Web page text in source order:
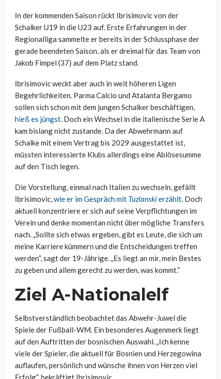
In der kommenden Saison rückt Ibrisimovic von der
Schalker U19 in die U23 auf. Erste Erfahrungen in der
Regionalliga sammelte er bereits in der Schlussphase der
gerade beendeten Saison, als er dreimal für das Team von
Jakob Fimpel (37) auf dem Platz stand.
Ibrisimovic weckt aber auch in weit höheren Ligen
Begehrlichkeiten. Parma Calcio und Atalanta Bergamo
sollen sich schon mit dem jungen Schalker beschäftigen,
hieß es jüngst. Doch ein Wechsel in die italienische Serie A
kam bislang nicht zustande. Da der Abwehrmann auf
Schalke mit einem Vertrag bis 2029 ausgestattet ist,
müssten interessierte Klubs allerdings eine Ablösesumme
auf den Tisch legen.
Die Vorstellung, einmal nach Italien zu wechseln, gefällt
Ibrisimovic,wie er im Gespräch mit Tuzlanskierzählt. Doch
aktuell konzentriere er sich auf seine Verpflichtungen im
Verein und denke momentan nicht über mögliche Transfers
nach. „Sollte sich etwas ergeben, gibt es Leute, die sich um
meine Karriere kümmern und die Entscheidungen treffen
werden“, sagt der 19-Jährige. „Es liegt an mir, mein Bestes
zu geben und allem gerecht zu werden, was kommt.“
Ziel A-Nationalelf
Selbstverständlich beobachtet das Abwehr-Juwel die
Spiele der Fußball-WM. Ein besonderes Augenmerk liegt
auf den Auftritten der bosnischen Auswahl. „Ich kenne
viele der Spieler, die aktuell für Bosnien und Herzegowina
auflaufen, persönlich und wünsche ihnen von Herzen viel
Erfolg“, bekräftigt Ibrisimovic.